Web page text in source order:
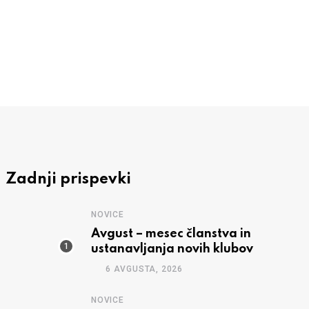
Zadnji prispevki
NOVICE
Avgust – mesec članstva in
ustanavljanja novih klubov
6 AVGUSTA, 2026
NOVICE